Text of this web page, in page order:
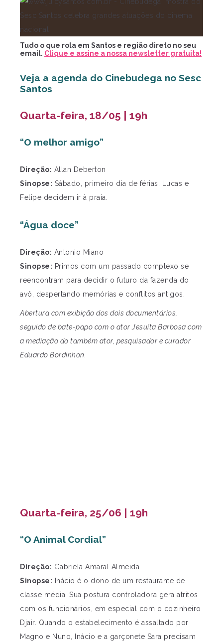
Tudo o que rola em Santos e região direto no seu
email. Clique e assine a nossa newsletter gratuita!
Veja a agenda do Cinebudega no Sesc
Santos
Quarta-feira, 18/05 | 19h
“O melhor amigo”
Direção: Allan Deberton
Sinopse: Sábado, primeiro dia de férias. Lucas e
Felipe decidem ir à praia.
“Água doce”
Direção: Antonio Miano
Sinopse: Primos com um passado complexo se
reencontram para decidir o futuro da fazenda do
avô, despertando memórias e conflitos antigos.
Abertura com exibição dos dois documentários,
seguido de bate-papo com o ator Jesuíta Barbosa com
a mediação do também ator, pesquisador e curador
Eduardo Bordinhon.
Quarta-feira, 25/06 | 19h
“O Animal Cordial”
Direção: Gabriela Amaral Almeida
Sinopse: Inácio é o dono de um restaurante de
classe média. Sua postura controladora gera atritos
com os funcionários, em especial com o cozinheiro
Djair. Quando o estabelecimento é assaltado por
Magno e Nuno, Inácio e a garçonete Sara precisam